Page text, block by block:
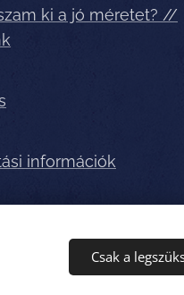
ki a jó méretet? //
információk
Csak a